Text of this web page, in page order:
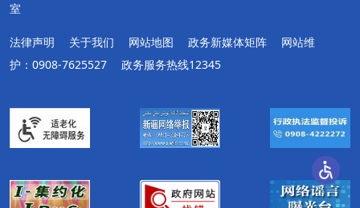
室
法律声明 关于我们 网站地图 政务新媒体矩阵
网站维
护：0908-7625527
政务服务热线12345